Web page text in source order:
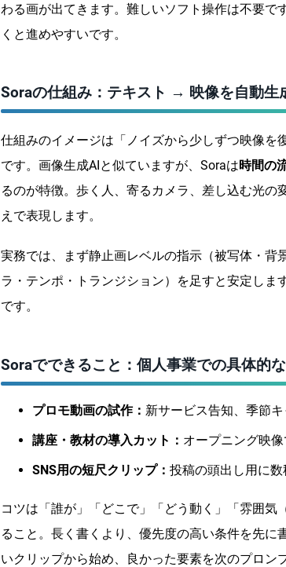
わる画が出てきます。難しいソフト操作は不要で
くと進めやすいです。
Soraの仕組み：テキスト → 映像を自動生
仕組みのイメージは「ノイズから少しずつ映像を
です。画像生成AIと似ていますが、Soraは時間の
るのが特徴。歩く人、寄るカメラ、差し込む光の
えで表現します。
実務では、まず静止画レベルの指示（被写体・背
ラ・テンポ・トランジション）を足すと安定しま
です。
Soraでできること：個人事業での具体的
プロモ動画の試作： 新サービス告知、季節
講座・教材の導入カット： オープニング映像
SNS用の短尺クリップ： 投稿の頭出し用に数
コツは「誰が」「どこで」「どう動く」「雰囲気
ること。長く書くより、優先度の高い条件を先に
いクリップから始め、良かった要素を次のプロン